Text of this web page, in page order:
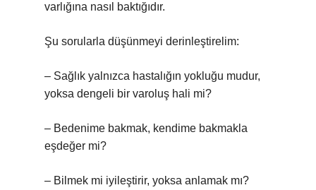
varlığına nasıl baktığıdır.
Şu sorularla düşünmeyi derinleştirelim:
– Sağlık yalnızca hastalığın yokluğu mudur,
yoksa dengeli bir varoluş hali mi?
– Bedenime bakmak, kendime bakmakla
eşdeğer mi?
– Bilmek mi iyileştirir, yoksa anlamak mı?